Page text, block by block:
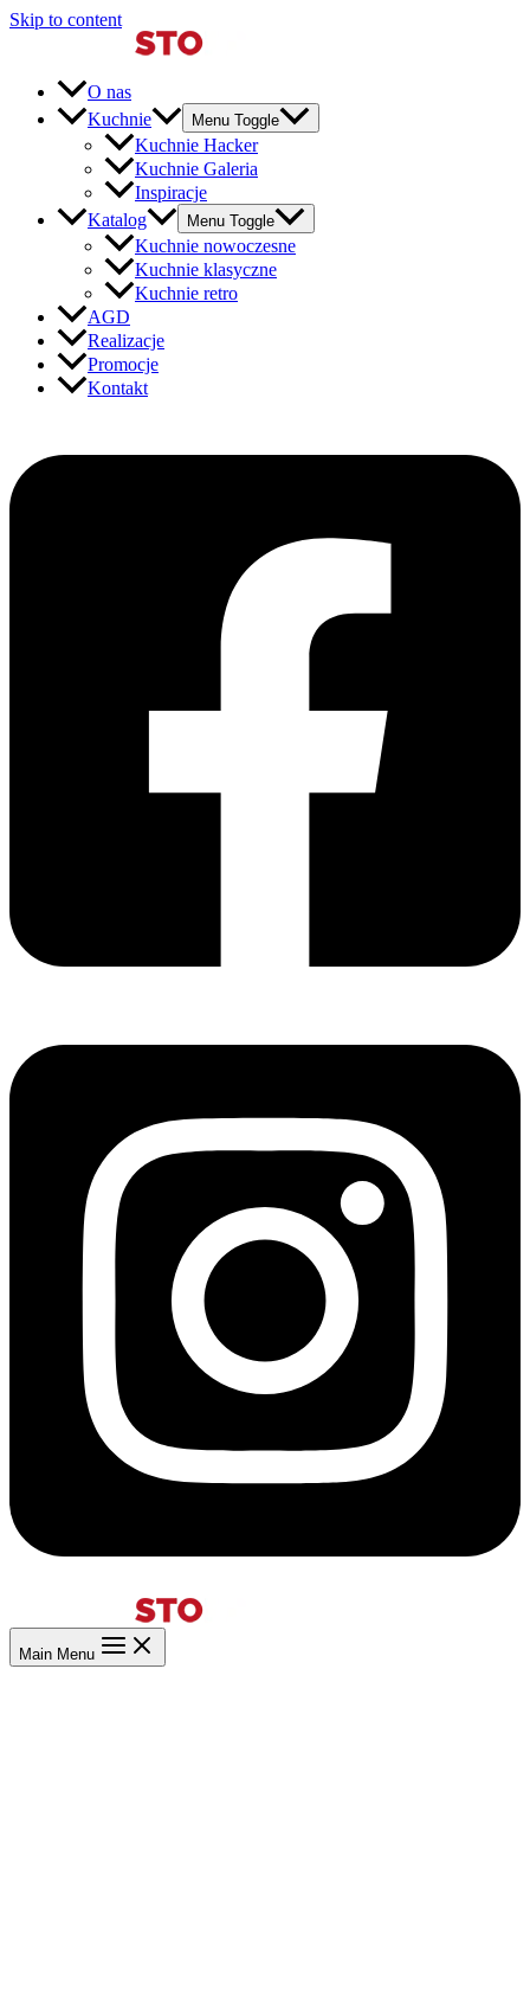
Skip to content
O nas
Kuchnie
Menu Toggle
Kuchnie Hacker
Kuchnie Galeria
Inspiracje
Katalog
Menu Toggle
Kuchnie nowoczesne
Kuchnie klasyczne
Kuchnie retro
AGD
Realizacje
Promocje
Kontakt
Main Menu